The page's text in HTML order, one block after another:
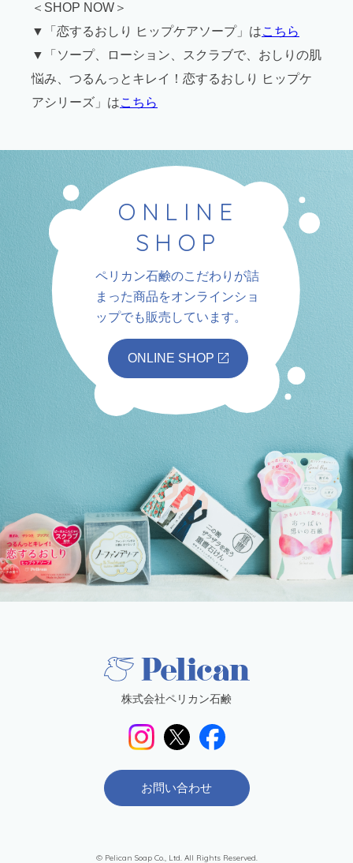
＜SHOP NOW＞
▼「恋するおしり ヒップケアソープ」はこちら
▼「ソープ、ローション、スクラブで、おしりの肌
悩み、つるんっとキレイ！恋するおしり ヒップケ
アシリーズ」はこちら
ONLINE
SHOP
ペリカン石鹸のこだわりが詰
まった商品をオンラインショ
ップでも販売しています。
ONLINE SHOP
株式会社ペリカン石鹸
お問い合わせ
© Pelican Soap Co., Ltd. All Rights Reserved.